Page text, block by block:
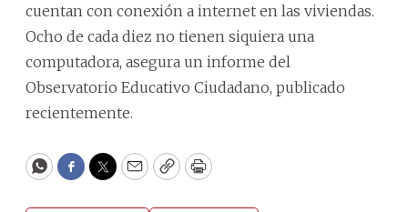
cuentan con conexión a internet en las viviendas.
Ocho de cada diez no tienen siquiera una
computadora, asegura un informe del
Observatorio Educativo Ciudadano, publicado
recientemente.
WhatsApp
Facebook
Twitter
EmailCopyPrint